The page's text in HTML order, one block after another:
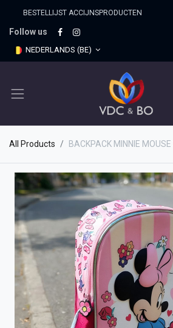
BESTELLIJST ACCIJNSPRO​DUCTEN
Follow us
NEDERLANDS (BE)
All Products BACKPACK MINNIE MOUSE